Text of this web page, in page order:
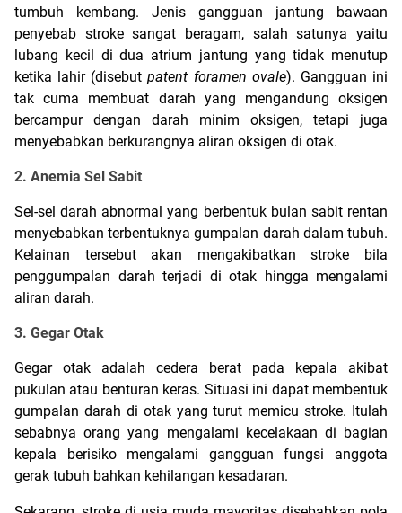
tumbuh kembang. Jenis gangguan jantung bawaan
penyebab stroke sangat beragam, salah satunya yaitu
lubang kecil di dua atrium jantung yang tidak menutup
ketika lahir (disebut patent foramen ovale). Gangguan ini
tak cuma membuat darah yang mengandung oksigen
bercampur dengan darah minim oksigen, tetapi juga
menyebabkan berkurangnya aliran oksigen di otak.
2. Anemia Sel Sabit
Sel-sel darah abnormal yang berbentuk bulan sabit rentan
menyebabkan terbentuknya gumpalan darah dalam tubuh.
Kelainan tersebut akan mengakibatkan stroke bila
penggumpalan darah terjadi di otak hingga mengalami
aliran darah.
3. Gegar Otak
Gegar otak adalah cedera berat pada kepala akibat
pukulan atau benturan keras. Situasi ini dapat membentuk
gumpalan darah di otak yang turut memicu stroke. Itulah
sebabnya orang yang mengalami kecelakaan di bagian
kepala berisiko mengalami gangguan fungsi anggota
gerak tubuh bahkan kehilangan kesadaran.